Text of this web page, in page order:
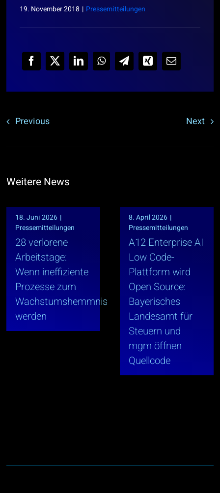
19. November 2018 | Pressemitteilungen
Previous Next
Weitere News
18. Juni 2026 |
Pressemitteilungen
28 verlorene
Arbeitstage:
Wenn ineffiziente
Prozesse zum
Wachstumshemmnis
werden
8. April 2026 |
Pressemitteilungen
A12 Enterprise AI
Low Code-
Plattform wird
Open Source:
Bayerisches
Landesamt für
Steuern und
mgm öffnen
Quellcode